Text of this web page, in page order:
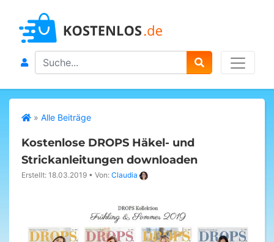
Search
» Alle Beiträge
Kostenlose DROPS Häkel- und
Strickanleitungen downloaden
Erstellt: 18.03.2019 • Von: Claudia